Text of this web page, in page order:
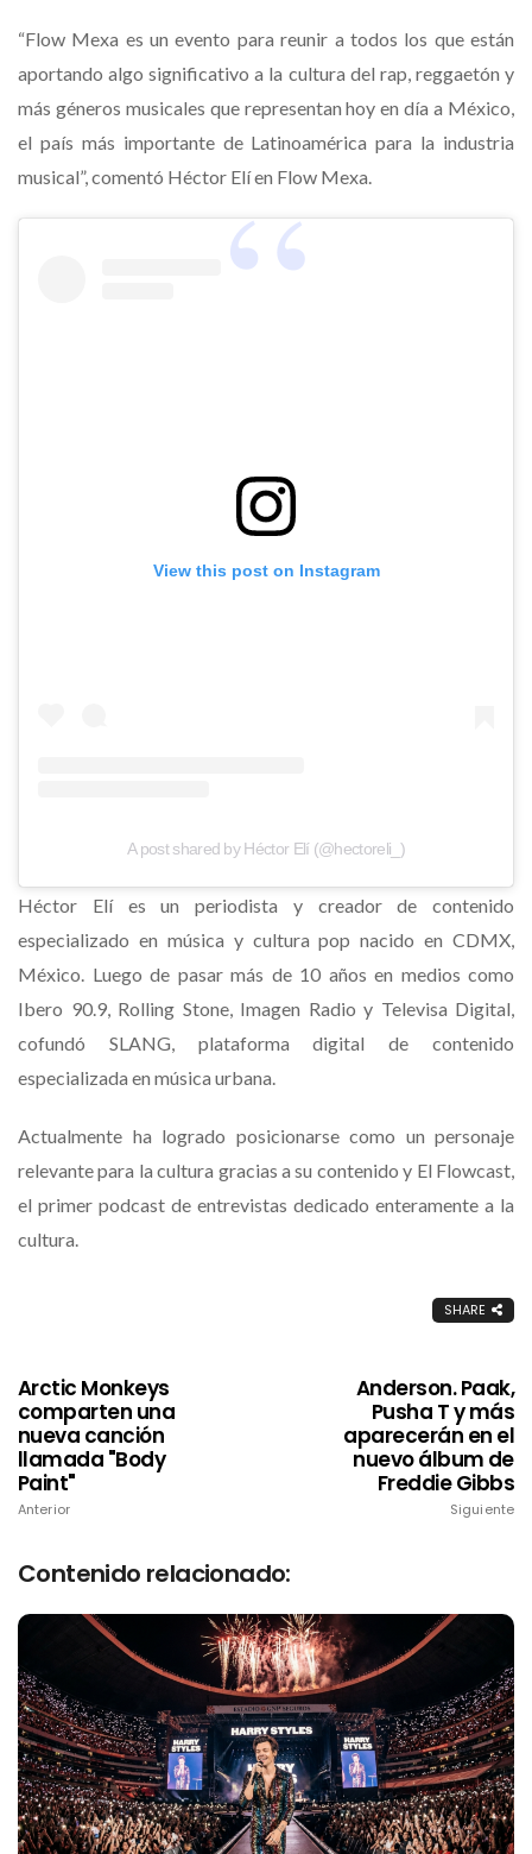
“Flow Mexa es un evento para reunir a todos los que están
aportando algo significativo a la cultura del rap, reggaetón y
más géneros musicales que representan hoy en día a México,
el país más importante de Latinoamérica para la industria
musical”, comentó Héctor Elí en Flow Mexa.
View this post on Instagram
A post shared by Héctor Elí (@hectoreli_)
Héctor Elí es un periodista y creador de contenido
especializado en música y cultura pop nacido en CDMX,
México. Luego de pasar más de 10 años en medios como
Ibero 90.9, Rolling Stone, Imagen Radio y Televisa Digital,
cofundó SLANG, plataforma digital de contenido
especializada en música urbana.
Actualmente ha logrado posicionarse como un personaje
relevante para la cultura gracias a su contenido y El Flowcast,
el primer podcast de entrevistas dedicado enteramente a la
cultura.
SHARE
Arctic Monkeys
comparten una
nueva canción
llamada "Body
Paint"
Anterior
Anderson. Paak,
Pusha T y más
aparecerán en el
nuevo álbum de
Freddie Gibbs
Siguiente
Contenido relacionado: